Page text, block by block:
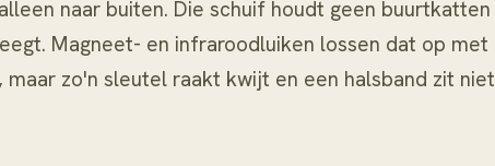
naar buiten. Die schuif houdt geen buurtkatten
Magneet- en infraroodluiken lossen dat op met
maar zo'n sleutel raakt kwijt en een halsband zit niet